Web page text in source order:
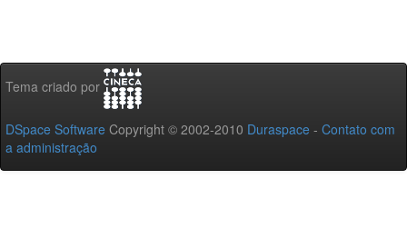
Tema criado por
DSpace Software Copyright © 2002-2010 Duraspace - Contato com
a administração